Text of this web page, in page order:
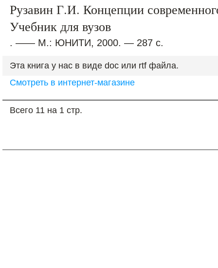
Рузавин Г.И. Концепции
Учебник для вузов
. —— М.: ЮНИТИ, 2000. — 287 с.
Эта книга у нас в виде doc или rtf файла.
Смотреть в интернет-магазине
Всего 11 на 1 стр.